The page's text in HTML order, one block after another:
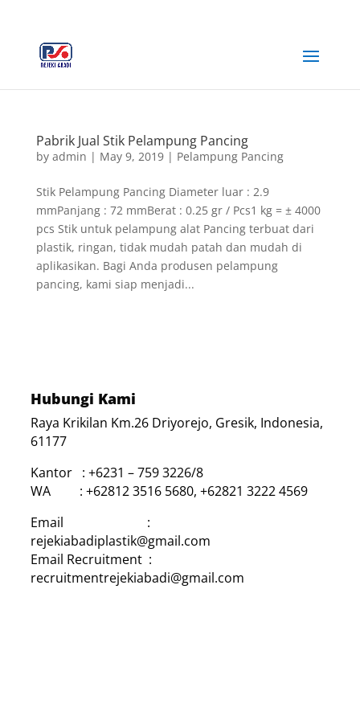
Pabrik Jual Stik Pelampung Pancing
by admin | May 9, 2019| Pelampung Pancing
Stik Pelampung Pancing Diameter luar : 2.9
mmPanjang : 72 mmBerat : 0.25 gr / Pcs1 kg = ± 4000
pcs Stik untuk pelampung alat Pancing terbuat dari
plastik, ringan, tidak mudah patah dan mudah di
aplikasikan. Bagi Anda produsen pelampung
pancing, kami siap menjadi...
Hubungi Kami
Raya Krikilan Km.26 Driyorejo, Gresik, Indonesia,
61177
Kantor : +6231 – 759 3226/8
WA : +62812 3516 5680, +62821 3222 4569
Email :
rejekiabadiplastik@gmail.com
Email Recruitment :
recruitmentrejekiabadi@gmail.com